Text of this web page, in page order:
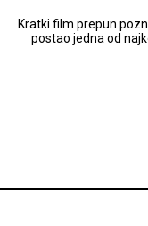
Kratki film prepun
postao jedna od